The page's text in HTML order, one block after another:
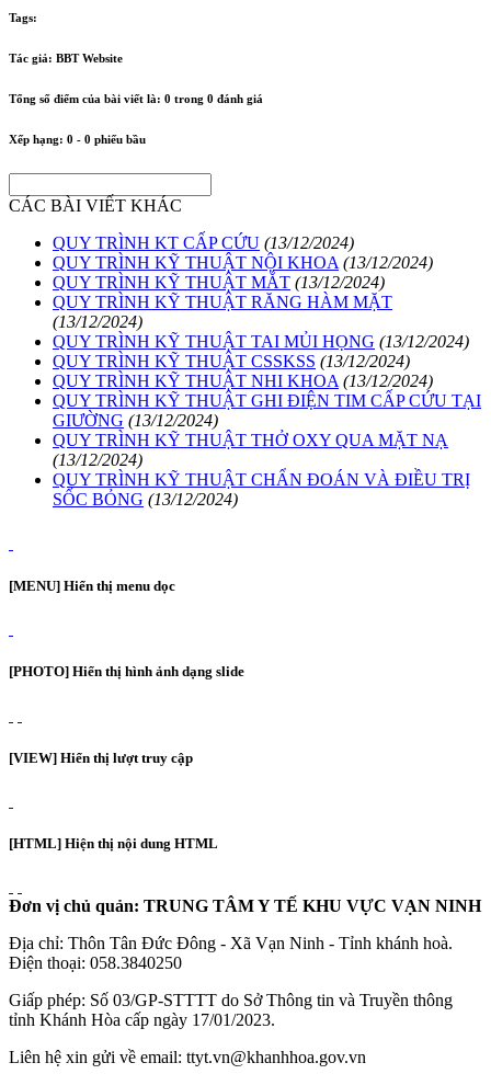
Tags:
Tác giả: BBT Website
Tổng số điểm của bài viết là: 0 trong 0 đánh giá
Xếp hạng: 0 - 0 phiếu bầu
CÁC BÀI VIẾT KHÁC
QUY TRÌNH KT CẤP CỨU (13/12/2024)
QUY TRÌNH KỸ THUẬT NỘI KHOA (13/12/2024)
QUY TRÌNH KỸ THUẬT MẮT (13/12/2024)
QUY TRÌNH KỸ THUẬT RĂNG HÀM MẶT
(13/12/2024)
QUY TRÌNH KỸ THUẬT TAI MỦI HỌNG (13/12/2024)
QUY TRÌNH KỸ THUẬT CSSKSS (13/12/2024)
QUY TRÌNH KỸ THUẬT NHI KHOA (13/12/2024)
QUY TRÌNH KỸ THUẬT GHI ĐIỆN TIM CẤP CỨU TẠI
GIƯỜNG (13/12/2024)
QUY TRÌNH KỸ THUẬT THỞ OXY QUA MẶT NẠ
(13/12/2024)
QUY TRÌNH KỸ THUẬT CHẨN ĐOÁN VÀ ĐIỀU TRỊ
SỐC BỎNG (13/12/2024)
[MENU] Hiển thị menu dọc
[PHOTO] Hiển thị hình ảnh dạng slide
[VIEW] Hiển thị lượt truy cập
[HTML] Hiện thị nội dung HTML
Đơn vị chủ quản: TRUNG TÂM Y TẾ KHU VỰC VẠN NINH
Địa chỉ: Thôn Tân Đức Đông - Xã Vạn Ninh - Tỉnh khánh hoà.
Điện thoại: 058.3840250
Giấp phép: Số 03/GP-STTTT do Sở Thông tin và Truyền thông
tỉnh Khánh Hòa cấp ngày 17/01/2023.
Liên hệ xin gửi về email: ttyt.vn@khanhhoa.gov.vn